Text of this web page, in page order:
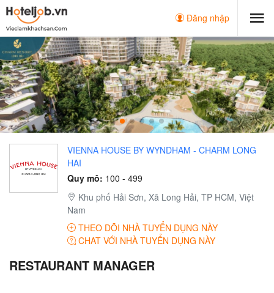
Đăng nhập
VIENNA HOUSE BY WYNDHAM - CHARM LONG
HAI
Quy mô: 100 - 499
Khu phố Hải Sơn, Xã Long Hải, TP HCM, Việt
Nam
THEO DÕI NHÀ TUYỂN DỤNG NÀY
CHAT VỚI NHÀ TUYỂN DỤNG NÀY
RESTAURANT MANAGER